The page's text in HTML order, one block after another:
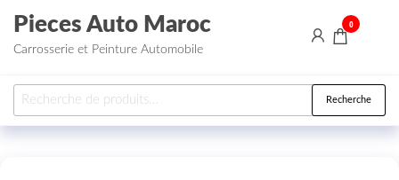
Aller au contenu
Pieces Auto Maroc
Carrosserie et Peinture Automobile
0
Recherche pour : Recherche